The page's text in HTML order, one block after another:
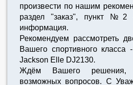
произвести по нашим
раздел "заказ", пункт
информация.
Рекомендуем рассмотреть
Вашего спортивного класса
Jackson Elle DJ2130.
Ждём Вашего решения,
возможных вопросов. С